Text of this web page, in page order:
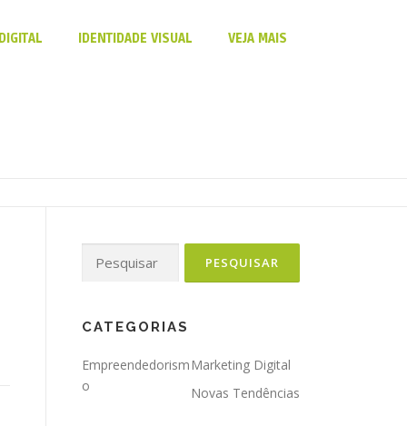
IDENTIDADE VISUAL VEJA MAIS
CATEGORIAS
Empreendedorism
o
Marketing Digital
Novas Tendências